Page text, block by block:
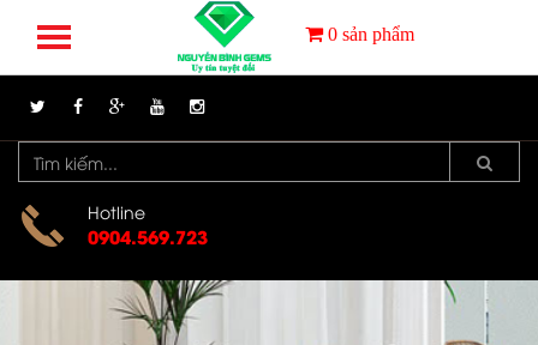
0 sản phẩm
Hotline
0904.569.723